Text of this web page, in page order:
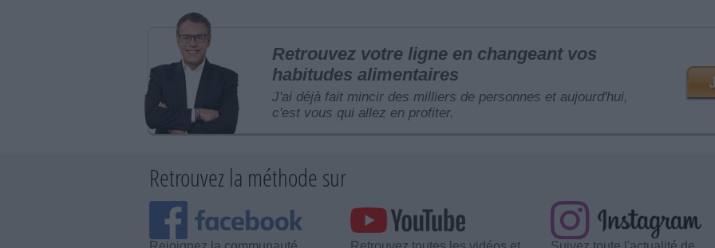
Retrouvez votre ligne en changeant vos
habitudes alimentaires
J'ai déjà fait mincir des milliers de personnes et aujourd'hui,
c'est vous qui allez en profiter.
Retrouvez la méthode sur